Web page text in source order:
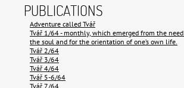
PUBLICATIONS
Adventure called Tvář
Tvář 1/64 - monthly, which emerged from the
the soul and for the orientation of one’s own life.
Tvář 2/64
Tvář 3/64
Tvář 4/64
Tvář 5-6/64
Tvář 7/64